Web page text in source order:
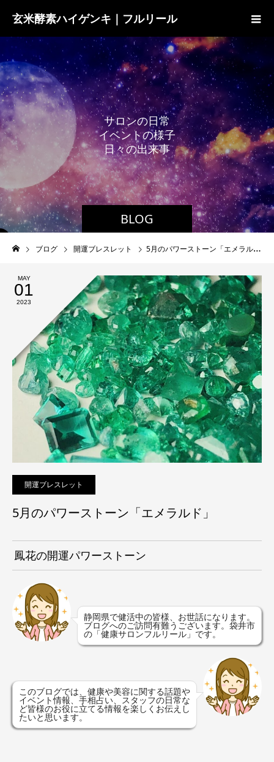
玄米酵素ハイゲンキ｜フルリール
BLOG
サロンの日常
イベン トの様子
日々の出来事
ブログ 開運ブレスレット 5月のパワーストーン「エメラルド」
MAY
01
2023
開運ブレスレット
5月のパワーストーン「エメラルド」
鳳花の開運パワーストーン
静岡県で健活中の皆様、お世話になります。
ブログへのご訪問有難うございます。袋井市
の「健康サロンフルリール」です。
このブログでは、健康や美容に関する話題や
イベント情報、手相占い、スタッフの日常な
ど皆様のお役に立てる情報を楽しくお伝えし
たいと思います。